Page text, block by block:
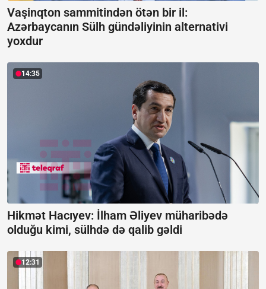
Vaşinqton sammitindən ötən bir il:
Azərbaycanın Sülh gündəliyinin alternativi
yoxdur
14:35
Hikmət Hacıyev: İlham Əliyev müharibədə
olduğu kimi, sülhdə də qalib gəldi
12:31